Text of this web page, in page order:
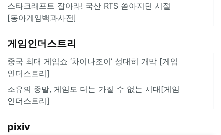
스타크래프트 잡아라! 국산 RTS 쏟아지던 시절
[동아게임백과사전]
게임인더스트리
중국 최대 게임쇼 ‘차이나조이’ 성대히 개막 [게임
인더스트리]
소유의 종말, 게임도 더는 가질 수 없는 시대[게임
인더스트리]
pixiv